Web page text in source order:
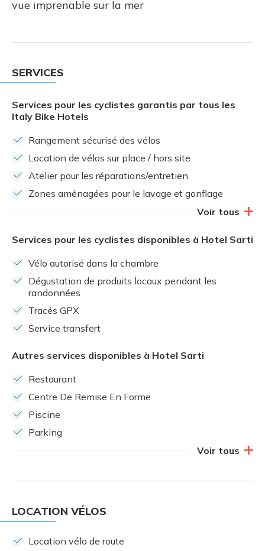
vue imprenable sur la mer
SERVICES
Services pour les cyclistes garantis par tous les
Italy Bike Hotels
Rangement sécurisé des vélos
Location de vélos sur place / hors site
Atelier pour les réparations/entretien
Zones aménagées pour le lavage et gonflage
Voir tous
Services pour les cyclistes disponibles à Hotel Sarti
Vélo autorisé dans la chambre
Dégustation de produits locaux pendant les
randonnées
Tracés GPX
Service transfert
Autres services disponibles à Hotel Sarti
Restaurant
Centre De Remise En Forme
Piscine
Parking
Voir tous
LOCATION VÉLOS
Location vélo de route